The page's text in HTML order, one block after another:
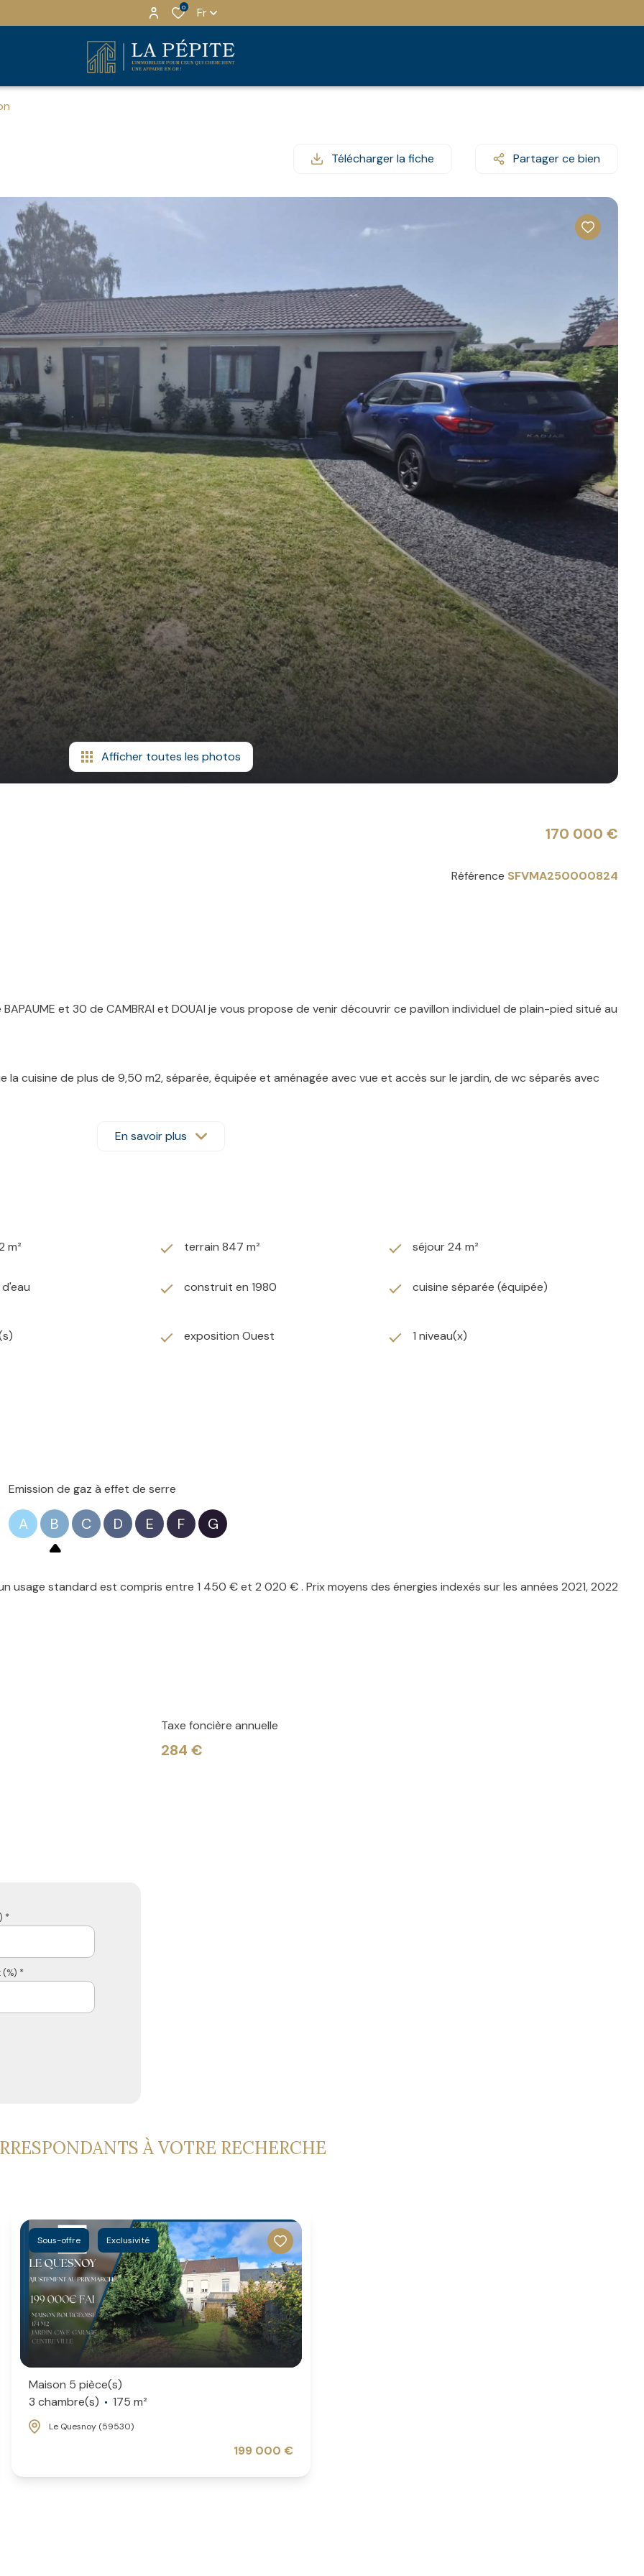
0 Fr
Télécharger la fiche Partager ce bien
Afficher toutes les photos
170 000 €
Référence SFVMA250000824
BAPAUME et 30 de CAMBRAI et DOUAI je vous propose de venir découvrir ce pavillon individuel de plain-pied situé au
cuisine de plus de 9,50 m2, séparée, équipée et aménagée avec vue et accès sur le jardin, de wc séparés avec
trois chambres dont deux avec vue sur le jardin arrière.
aucun vis à vis et complétement clos avec portail motorisé récent ainsi que d'un garage de plus de 25 m2. La
y créer votre chez vous. Pour le reste, rien à prévoir tout à déjà été pensé pour un confort maximal en limitant les
Agent Commercial indépendant enregistré au RSAC de DOUAI sous le numéro 839 201 811 agissant pour le compte
En savoir plus
m² terrain 847 m² séjour 24 m²
d'eau construit en 1980 cuisine séparée (équipée)
exposition Ouest 1 niveau(x)
Emission de gaz à effet de serre
A B C D E F G
usage standard est compris entre 1 450 € et 2 020 € . Prix moyens des énergies indexés sur les années 2021, 2022
Taxe foncière annuelle
284 €
*
(%) *
À VOTRE RECHERCHE
Sous-offre Exclusivité
Maison 5 pièce(s)
3 chambre(s)
175 m²
Le Quesnoy (59530)
199 000 €